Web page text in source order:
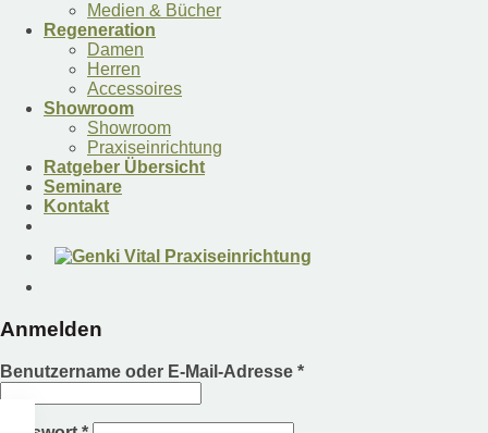
Medien & Bücher
Regeneration
Damen
Herren
Accessoires
Showroom
Showroom
Praxiseinrichtung
Ratgeber Übersicht
Seminare
Kontakt
Anmelden
Benutzername oder E-Mail-Adresse *